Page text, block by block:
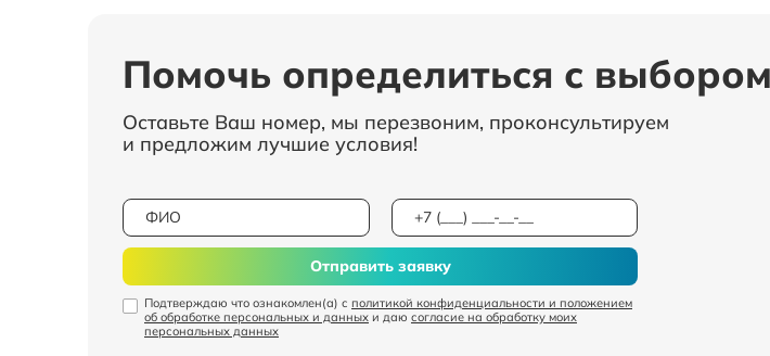
Помочь определиться с
Оставьте Ваш номер, мы перезвоним, проконсультируем
и предложим лучшие условия!
Подтверждаю что ознакомлен(а) с политикой конфиденциальности и положением
об обработке персональных и данных и даю согласие на обработку моих
персональных данных
Отправить заявку